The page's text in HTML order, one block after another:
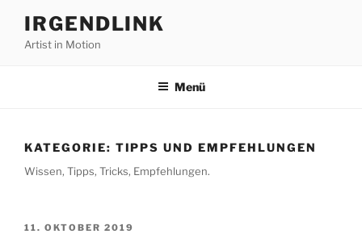
Inhalt
springen
IRGENDLINK
Artist in Motion
Menü
KATEGORIE: TIPPS UND EMPFEHLUNGEN
Wissen, Tipps, Tricks, Empfehlungen.
VERÖFFENTLICHT
11. OKTOBER 2019